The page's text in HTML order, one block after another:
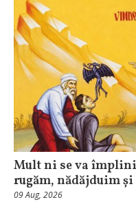
Mult ni se va
rugăm, nădăjduim
09 Aug, 2026